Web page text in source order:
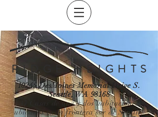
R I D G E H E I G H T S
10245 DesMoines Memorial Drive S.
Seattle, WA 98168
37 Casas de una y dos habitaciones
ubicadas en la frontera sur de Seattle.